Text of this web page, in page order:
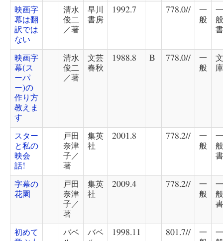
映画字
幕は翻
訳では
ない
清水
俊二
／著
早川
書房
1992.7 778.0//
一
般
一
般
書
映画字
幕(ス
ーパ
ー)の
作り方
教えま
す
清水
俊二
／著
文芸
春秋
1988.8 B 778.0//
一
般
文
庫
スター
と私の
映会
話!
戸田
奈津
子／
著
集英
社
2001.8 778.2//
一
般
一
般
書
字幕の
花園
戸田
奈津
子／
著
集英
社
2009.4 778.2//
一
般
一
般
書
初めて
バベ
バベ
1998.11 801.7//
一
一